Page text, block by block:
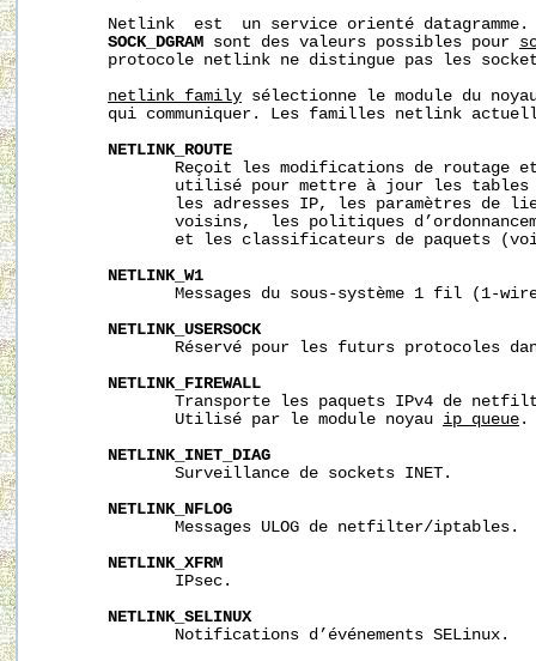
Netlink  est  un service orienté
SOCK_DGRAM sont des valeurs possibles pour
protocole netlink ne distingue pas les
netlink_family sélectionne le module du
qui communiquer. Les familles netlink
NETLINK_ROUTE
Reçoit les modifications de routage
utilisé pour mettre à jour les
les adresses IP, les paramètres de
voisins,  les politiques
et les classificateurs de paquets
NETLINK_W1
Messages du sous-système 1 fil
NETLINK_USERSOCK
Réservé pour les futurs protocoles
NETLINK_FIREWALL
Transporte les paquets IPv4 de
              Utilisé par le module noyau
ip_queue .
NETLINK_INET_DIAG
              Surveillance de sockets INET.
NETLINK_NFLOG
              Messages ULOG de netfilter/iptables.
NETLINK_XFRM
              IPsec.
NETLINK_SELINUX
              Notifications d’événements SELinux.